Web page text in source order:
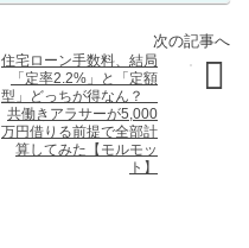
住宅ローン手数料、結局
「定率2.2%」と「定額
型」どっちが得なん？
共働きアラサーが5,000
万円借りる前提で全部計
算してみた【モルモッ
ト】